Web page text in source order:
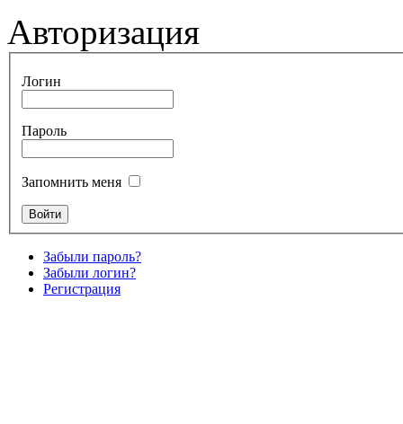
Авторизация
Логин
Пароль
Запомнить меня
Забыли пароль?
Забыли логин?
Регистрация